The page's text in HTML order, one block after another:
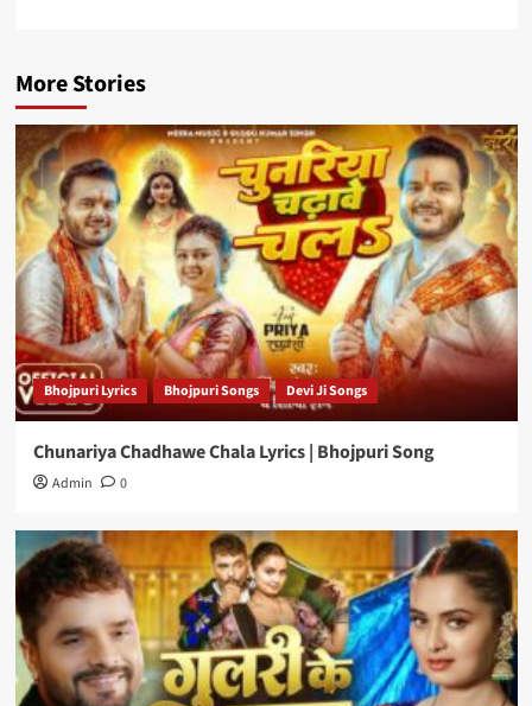
More Stories
Bhojpuri Lyrics Bhojpuri Songs Devi Ji Songs
Chunariya Chadhawe Chala Lyrics | Bhojpuri Song
Admin 0